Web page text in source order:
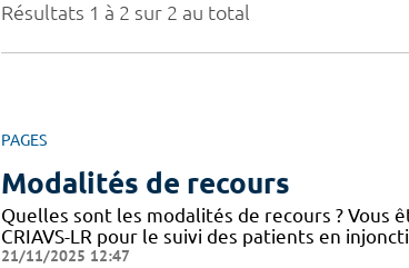
Résultats 1 à 2 sur 2 au total
PAGES
Modalités de recours
Quelles sont les modalités de recours ? Vous
CRIAVS-LR pour le suivi des patients en
21/11/2025 12:47